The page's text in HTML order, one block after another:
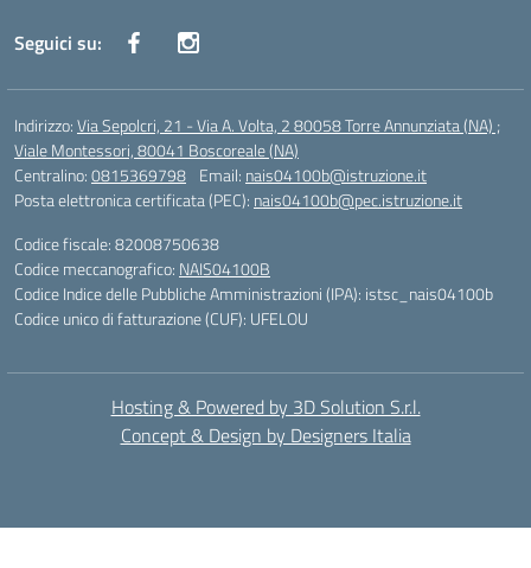
Seguici su:
Indirizzo:Via Sepolcri, 21 - Via A. Volta, 2 80058 Torre Annunziata (NA) ;
Viale Montessori, 80041 Boscoreale (NA)
Centralino:0815369798 Email: nais04100b@istruzione.it
Posta elettronica certificata (PEC): nais04100b@pec.istruzione.it
Codice fiscale: 82008750638
Codice meccanografico: NAIS04100B
Codice Indice delle Pubbliche Amministrazioni (IPA): istsc_nais04100b
Codice unico di fatturazione (CUF): UFELOU
Hosting & Powered by 3D Solution S.r.l.
Concept & Design by Designers Italia